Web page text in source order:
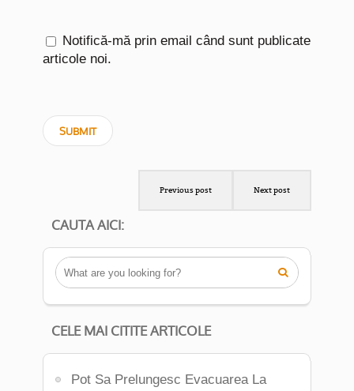
Notifică-mă prin email când sunt publicate
articole noi.
Previous post Next post
CAUTA AICI:

CELE MAI CITITE ARTICOLE
Pot Sa Prelungesc Evacuarea La